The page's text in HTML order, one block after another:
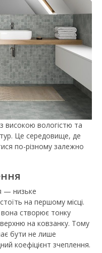
високою вологістю та
Це середовище, де
по-різному залежно
— низьке
на першому місці.
створює тонку
на ковзанку. Тому
бути не лише
коефіцієнт зчеплення.